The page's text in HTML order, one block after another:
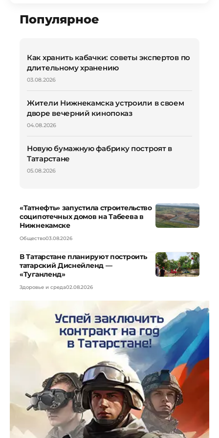
Популярное
Как хранить кабачки: советы экспертов по
длительному хранению
03.08.2026
Жители Нижнекамска устроили в своем
дворе вечерний кинопоказ
04.08.2026
Новую бумажную фабрику построят в
Татарстане
05.08.2026
«Татнефть» запустила строительство
соципотечных домов на Табеева в
Нижнекамске
Общество03.08.2026
В Татарстане планируют построить
татарский Диснейленд —
«Туганленд»
Здоровье и среда02.08.2026